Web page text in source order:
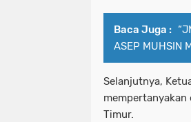
Baca Juga :
ASEP MUHSIN
Selanjutnya,
mempertanyakan
Timur.